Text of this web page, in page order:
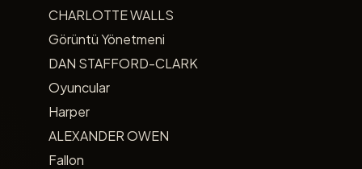
CHARLOTTE WALLS
Görüntü Yönetmeni
DAN STAFFORD-CLARK
Oyuncular
Harper
ALEXANDER OWEN
Fallon